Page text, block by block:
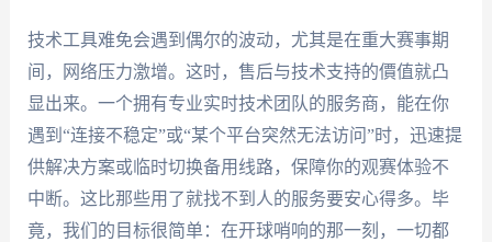
技术工具难免会遇到偶尔的波动，尤其是在重大赛事期
间，网络压力激增。这时，售后与技术支持的價值就凸
显出来。一个拥有专业实时技术团队的服务商，能在你
遇到“连接不稳定”或“某个平台突然无法访问”时，迅速提
供解决方案或临时切换备用线路，保障你的观赛体验不
中断。这比那些用了就找不到人的服务要安心得多。毕
竟，我们的目标很简单：在开球哨响的那一刻，一切都